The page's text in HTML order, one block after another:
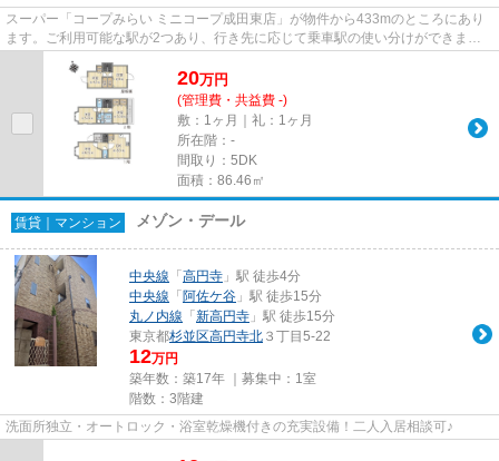
スーパー「コープみらい ミニコープ成田東店」が物件から433mのところにあり
ます。ご利用可能な駅が2つあり、行き先に応じて乗車駅の使い分けができま
20万円
(管理費・共益費 -)
敷：1ヶ月｜礼：1ヶ月
所在階：-
間取り：5DK
面積：86.46㎡
賃貸｜マンション メゾン・デール
中央線 「 高円寺 」駅 徒歩4分
中央線 「 阿佐ケ谷 」駅 徒歩15分
丸ノ内線 「 新高円寺 」駅 徒歩15分
東京都杉並区高円寺北 ３丁目5-22
12万円
築年数：築17年 ｜募集中： 1室
階数：3階建
洗面所独立・オートロック・浴室乾燥機付きの充実設備！二人入居相談可♪